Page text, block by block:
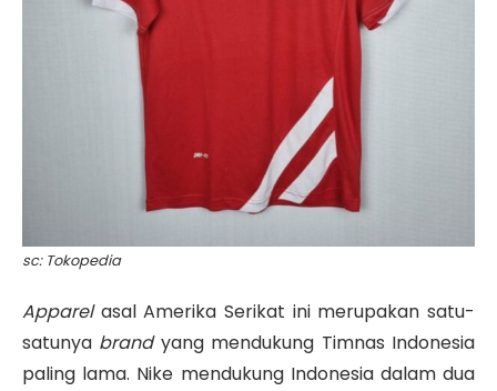
sc: Tokopedia
Apparelasal Amerika Serikat ini merupakan satu-
satunya brand yang mendukung Timnas Indonesia
paling lama. Nike mendukung Indonesia dalam dua